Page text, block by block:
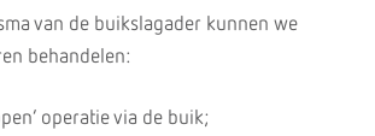
van de buikslagader kunnen we
behandelen:
operatie via de buik;